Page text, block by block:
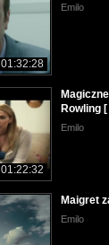
01:32:28
Emilo
01:22:32
Rowling
Emilo
Maigret
Emilo